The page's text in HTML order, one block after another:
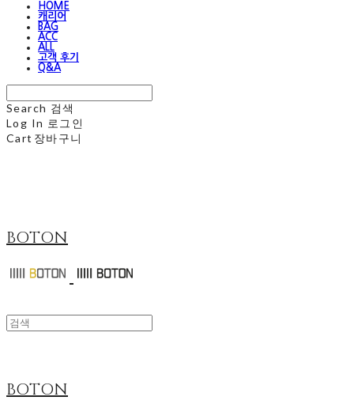
HOME
캐리어
BAG
ACC
ALL
고객 후기
Q&A
Search 검색
Log In 로그인
Cart 장바구니
BOTON
BOTON